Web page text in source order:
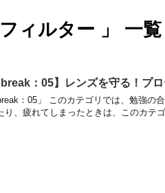
ィルター 」 一覧
break：05】レンズを守る！プ
：05」 このカテゴリでは、勉強の
り、疲れてしまったときは、このカテ